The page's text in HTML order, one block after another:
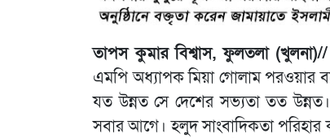
তাপস কুমার বিশ্বাস, ফুলতলা (খুলনা)//
এমপি অধ্যাপক মিয়া গোলাম পরওয়ার
যত উন্নত সে দেশের সভ্যতা তত উন্নত।
সবার আগে। হলুদ সাংবাদিকতা পরিহার